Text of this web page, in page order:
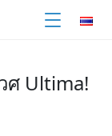
ศ Ultima!